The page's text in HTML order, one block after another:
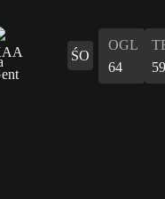
ŚO
OGL
64
59